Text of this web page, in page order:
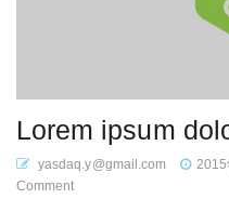
Lorem ipsum
yasdaq.y@gmail.com 2015
Comment